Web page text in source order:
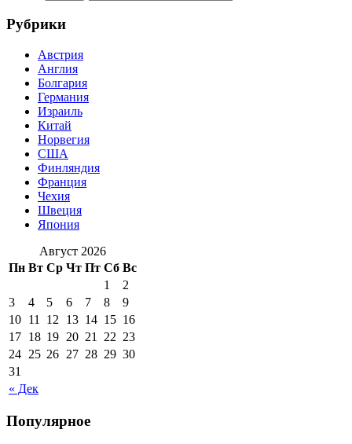
Рубрики
Австрия
Англия
Болгария
Германия
Израиль
Китай
Норвегия
США
Финляндия
Франция
Чехия
Швеция
Япония
Август 2026
Пн Вт Ср Чт Пт Сб Вс
« Дек
1
2
3
4 5 6 7 8
9
10 11 12 13 14 15 16
17 18 19 20 21 22 23
24 25 26 27 28 29 30
31
Популярное